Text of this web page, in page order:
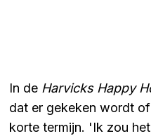
In de Harvicks Happy
dat er gekeken wordt
korte termijn. 'Ik zou